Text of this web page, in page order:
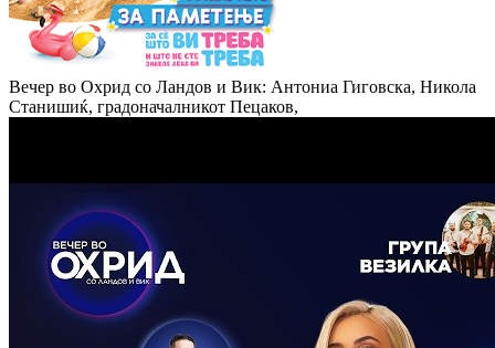
Вечер во Охрид со Ландов и Вик: Антониа Гиговска, Никола
Станишиќ, градоначалникот Пецаков,